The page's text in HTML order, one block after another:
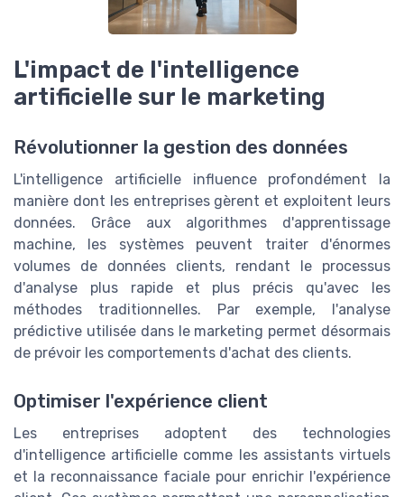
L'impact de l'intelligence
artificielle sur le marketing
Révolutionner la gestion des données
L'intelligence artificielle influence profondément la
manière dont les entreprises gèrent et exploitent leurs
données. Grâce aux algorithmes d'apprentissage
machine, les systèmes peuvent traiter d'énormes
volumes de données clients, rendant le processus
d'analyse plus rapide et plus précis qu'avec les
méthodes traditionnelles. Par exemple, l'analyse
prédictive utilisée dans le marketing permet désormais
de prévoir les comportements d'achat des clients.
Optimiser l'expérience client
Les entreprises adoptent des technologies
d'intelligence artificielle comme les assistants virtuels
et la reconnaissance faciale pour enrichir l'expérience